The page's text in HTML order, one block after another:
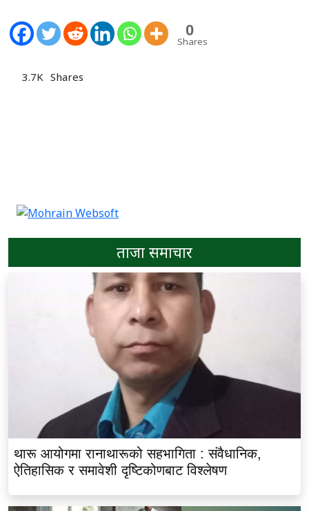
0
Shares
3.7K Shares
ताजा समाचार
थारू आयोगमा रानाथारूको सहभागिता : संवैधानिक,
ऐतिहासिक र समावेशी दृष्टिकोणबाट विश्लेषण